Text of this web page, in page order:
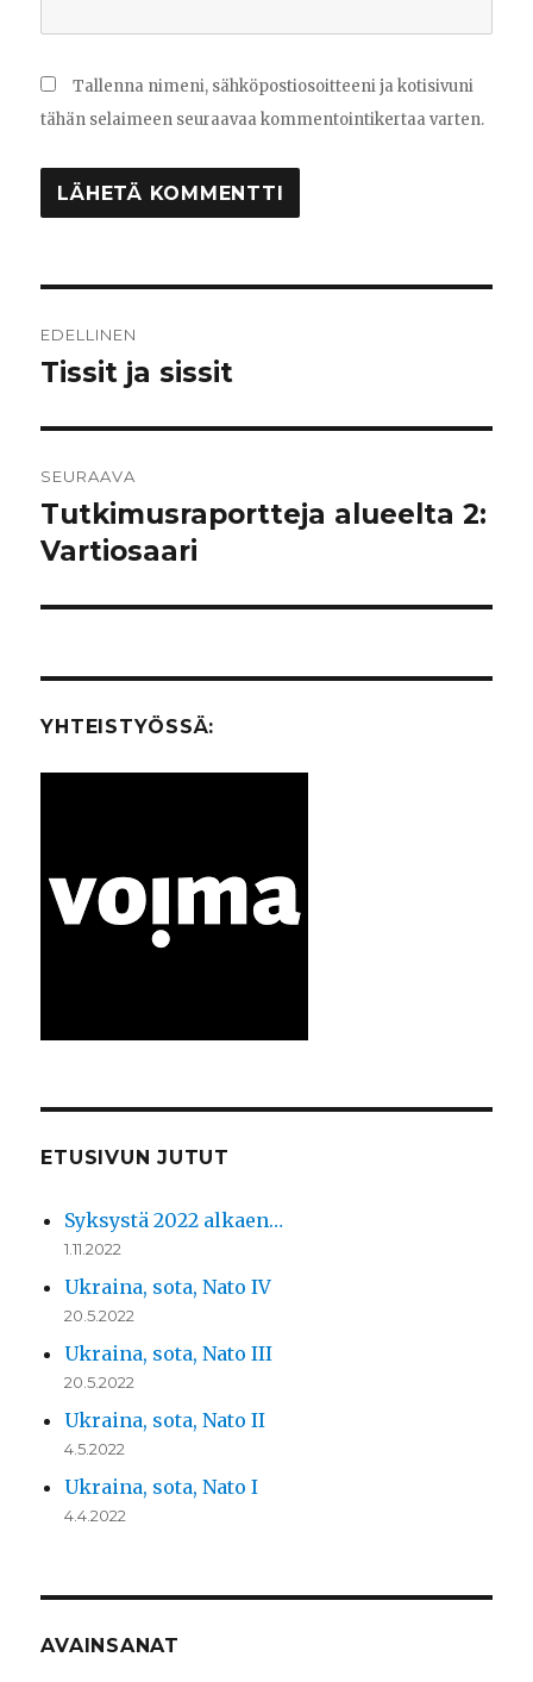
Tallenna nimeni, sähköpostiosoitteeni ja kotisivuni
tähän selaimeen seuraavaa kommentointikertaa varten.
selaus
EDELLINEN
Edellinen
Tissit ja sissit
SEURAAVA
Seuraava
artikkeli:
Tutkimusraportteja alueelta 2:
Vartiosaari
YHTEISTYÖSSÄ:
ETUSIVUN JUTUT
Syksystä 2022 alkaen…
1.11.2022
Ukraina, sota, Nato IV
20.5.2022
Ukraina, sota, Nato III
20.5.2022
Ukraina, sota, Nato II
4.5.2022
Ukraina, sota, Nato I
4.4.2022
AVAINSANAT